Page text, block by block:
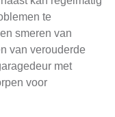
te
smeren van
van verouderde
met
voor